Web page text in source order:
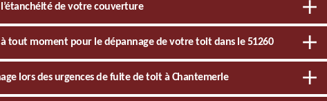
de votre couverture
tout moment pour le dépannage de votre toit dans le 51260
lors des urgences de fuite de toit à Chantemerle